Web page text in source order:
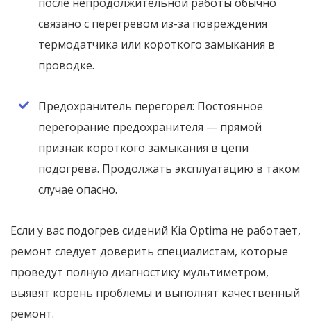
связано с перегревом из-за повреждения
термодатчика или короткого замыкания в
проводке.
Предохранитель перегорел: Постоянное
перегорание предохранителя — прямой
признак короткого замыкания в цепи
подогрева. Продолжать эксплуатацию в таком
случае опасно.
Если у вас подогрев сидений Kia Optima не работает,
ремонт следует доверить специалистам, которые
проведут полную диагностику мультиметром,
выявят корень проблемы и выполнят качественный
ремонт.